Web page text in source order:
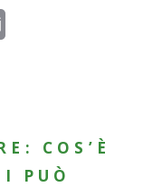
COS’È
PUÒ